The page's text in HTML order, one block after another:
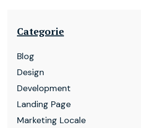
Categorie
Blog
Design
Development
Landing Page
Marketing Locale